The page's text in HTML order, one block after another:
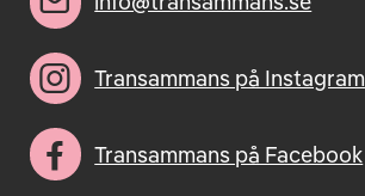
Transammans på Instagram
Transammans på Facebook